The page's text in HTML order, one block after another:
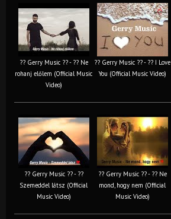
?? Gerry Music ?? - ?? Ne
rohanj előlem (Official Music
Video)
?? Gerry Music ?? - ?? I Love
You (Official Music Video)
?? Gerry Music ?? - ??
Szemeddel látsz (Official
Music Video)
?? Gerry Music ?? - ?? Ne
mond, hogy nem (Official
Music Video)